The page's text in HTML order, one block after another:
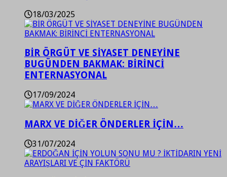
18/03/2025
BİR ÖRGÜT VE SİYASET DENEYİNE
BUGÜNDEN BAKMAK: BİRİNCİ
ENTERNASYONAL
17/09/2024
MARX VE DİĞER ÖNDERLER İÇİN…
31/07/2024